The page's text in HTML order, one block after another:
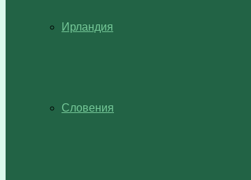
Ирландия
Словения